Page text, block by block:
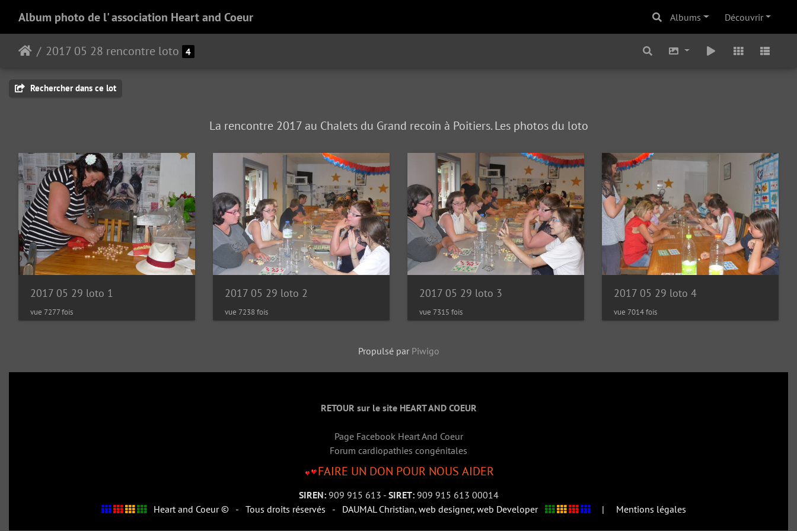
Album photo de l' association Heart and Coeur Albums Découvrir
2017 05 28 rencontre loto 4
Rechercher dans ce lot
La rencontre 2017 au Chalets du Grand recoin à Poitiers. Les photos du loto
2017 05 29 loto 1
vue 7277 fois
2017 05 29 loto 2
vue 7238 fois
2017 05 29 loto 3
vue 7315 fois
2017 05 29 loto 4
vue 7014 fois
Propulsé par Piwigo
RETOUR sur le site HEART AND COEUR
Page Facebook Heart And Coeur
Forum cardiopathies congénitales
FAIRE UN DON POUR NOUS AIDER
SIREN:909 915 613 - SIRET:909 915 613 00014
Heart and Coeur © - Tous droits réservés - DAUMAL Christian, web designer, web Developer
| Mentions légales